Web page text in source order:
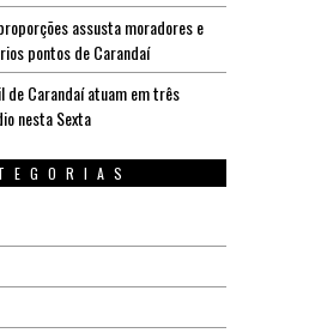
assusta moradores e
pontos de Carandaí
de Carandaí atuam em três
nesta Sexta